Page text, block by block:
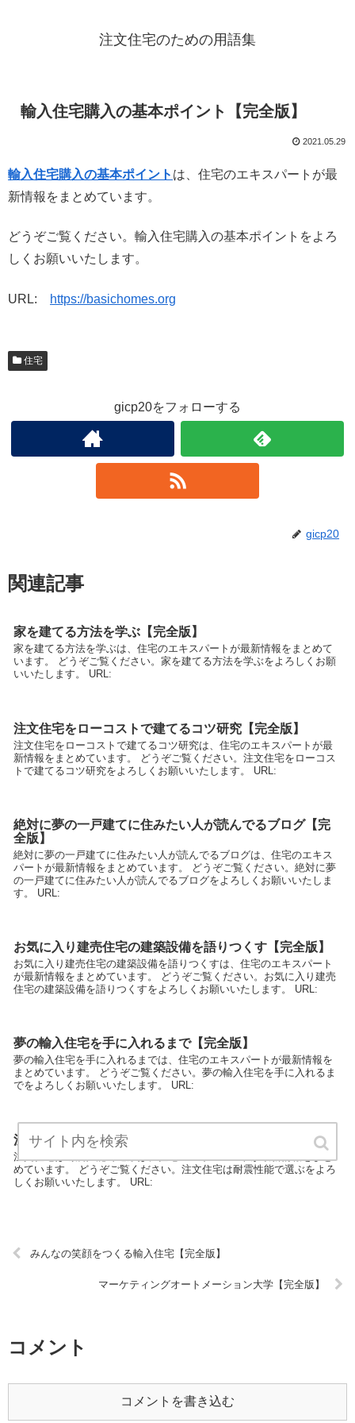
注文住宅のための用語集
輸入住宅購入の基本ポイント【完全版】
2021.05.29
輸入住宅購入の基本ポイント は、住宅のエキスパートが最
新情報をまとめています。
どうぞご覧ください。輸入住宅購入の基本ポイントをよろ
しくお願いいたします。
URL: https://basichomes.org
住宅
gicp20をフォローする
gicp20
関連記事
家を建てる方法を学ぶ【完全版】
家を建てる方法を学ぶは、住宅のエキスパートが最新情報をまとめて
います。 どうぞご覧ください。家を建てる方法を学ぶをよろしくお願
いいたします。 URL:
注文住宅をローコストで建てるコツ研究【完全版】
注文住宅をローコストで建てるコツ研究は、住宅のエキスパートが最
新情報をまとめています。 どうぞご覧ください。注文住宅をローコス
トで建てるコツ研究をよろしくお願いいたします。 URL:
絶対に夢の一戸建てに住みたい人が読んでるブログ【完
全版】
絶対に夢の一戸建てに住みたい人が読んでるブログは、住宅のエキス
パートが最新情報をまとめています。 どうぞご覧ください。絶対に夢
の一戸建てに住みたい人が読んでるブログをよろしくお願いいたしま
す。 URL:
お気に入り建売住宅の建築設備を語りつくす【完全版】
お気に入り建売住宅の建築設備を語りつくすは、住宅のエキスパート
が最新情報をまとめています。 どうぞご覧ください。お気に入り建売
住宅の建築設備を語りつくすをよろしくお願いいたします。 URL:
夢の輸入住宅を手に入れるまで【完全版】
夢の輸入住宅を手に入れるまでは、住宅のエキスパートが最新情報を
まとめています。 どうぞご覧ください。夢の輸入住宅を手に入れるま
でをよろしくお願いいたします。 URL:
注文住宅は耐震性能で選ぶ【完全版】
注文住宅は耐震性能で選ぶは、住宅のエキスパートが最新情報をまと
めています。 どうぞご覧ください。注文住宅は耐震性能で選ぶをよろ
しくお願いいたします。 URL:
みんなの笑顔をつくる輸入住宅【完全版】
マーケティングオートメーション大学【完全版】
コメント
コメントを書き込む